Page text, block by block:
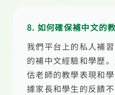
8. 如何確保補中文的
我們平台上的私人補
的補中文經驗和學歷
估老師的教學表現和
據家長和學生的反饋